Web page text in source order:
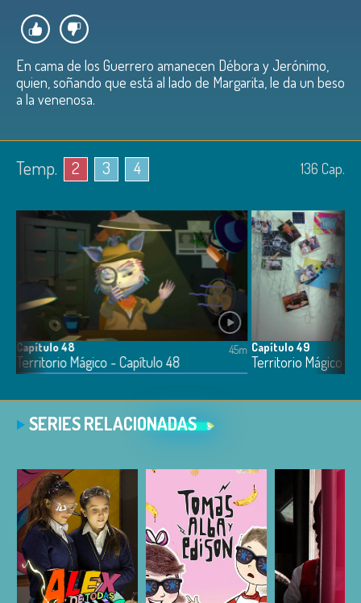
En cama de los Guerrero amanecen Débora y Jerónimo,
quien, soñando que está al lado de Margarita, le da un beso
a la venenosa.
Temp. 2 3 4 136 Cap.
Capítulo 48
Territorio Mágico - Capítulo 48
45m Capítulo 49
Territorio Mágico -
SERIES RELACIONADAS